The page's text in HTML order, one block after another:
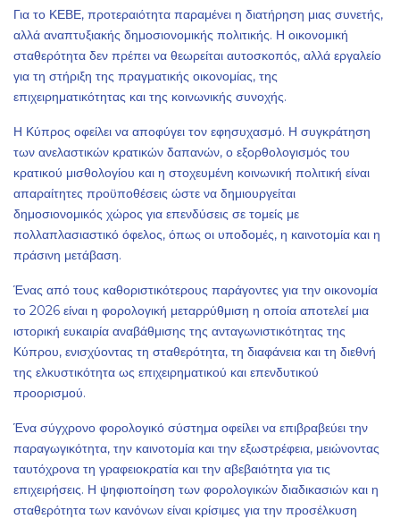
Για το ΚΕΒΕ, προτεραιότητα παραμένει η διατήρηση μιας συνετής,
αλλά αναπτυξιακής δημοσιονομικής πολιτικής. Η οικονομική
σταθερότητα δεν πρέπει να θεωρείται αυτοσκοπός, αλλά εργαλείο
για τη στήριξη της πραγματικής οικονομίας, της
επιχειρηματικότητας και της κοινωνικής συνοχής.
Η Κύπρος οφείλει να αποφύγει τον εφησυχασμό. Η συγκράτηση
των ανελαστικών κρατικών δαπανών, ο εξορθολογισμός του
κρατικού μισθολογίου και η στοχευμένη κοινωνική πολιτική είναι
απαραίτητες προϋποθέσεις ώστε να δημιουργείται
δημοσιονομικός χώρος για επενδύσεις σε τομείς με
πολλαπλασιαστικό όφελος, όπως οι υποδομές, η καινοτομία και η
πράσινη μετάβαση.
Ένας από τους καθοριστικότερους παράγοντες για την οικονομία
το 2026 είναι η φορολογική μεταρρύθμιση η οποία αποτελεί μια
ιστορική ευκαιρία αναβάθμισης της ανταγωνιστικότητας της
Κύπρου, ενισχύοντας τη σταθερότητα, τη διαφάνεια και τη διεθνή
της ελκυστικότητα ως επιχειρηματικού και επενδυτικού
προορισμού.
Ένα σύγχρονο φορολογικό σύστημα οφείλει να επιβραβεύει την
παραγωγικότητα, την καινοτομία και την εξωστρέφεια, μειώνοντας
ταυτόχρονα τη γραφειοκρατία και την αβεβαιότητα για τις
επιχειρήσεις. Η ψηφιοποίηση των φορολογικών διαδικασιών και η
σταθερότητα των κανόνων είναι κρίσιμες για την προσέλκυση